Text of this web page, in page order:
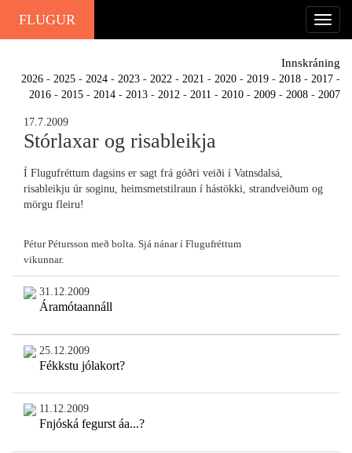
FLUGUR
Innskráning
2026 - 2025 - 2024 - 2023 - 2022 - 2021 - 2020 - 2019 - 2018 - 2017 -
2016 - 2015 - 2014 - 2013 - 2012 - 2011 - 2010 - 2009 - 2008 - 2007
17.7.2009
Stórlaxar og risableikja
Í Flugufréttum dagsins er sagt frá góðri veiði í Vatnsdalsá,
risableikju úr soginu, heimsmetstilraun í hástökki, strandveiðum og
mörgu fleiru!
Pétur Pétursson með bolta. Sjá nánar í Flugufréttum
vikunnar.
31.12.2009
Áramótaannáll
25.12.2009
Fékkstu jólakort?
11.12.2009
Fnjóská fegurst áa...?